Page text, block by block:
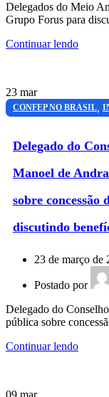
Delegados do Meio
Grupo Forus para
Continuar lendo
23 mar
CONFEP NO BRASIL,
Delegado do
Manoel de
sobre concessão
discutindo
23 de março de
Postado por
Delegado do
pública sobre
Continuar lendo